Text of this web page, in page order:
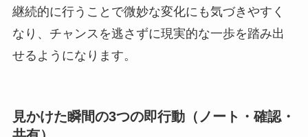
継続的に行うことで微妙な変化にも気づきやすく
なり、チャンスを逃さずに現実的な一歩を踏み出
せるようになります。
見かけた瞬間の3つの即行動（ノート・確認・